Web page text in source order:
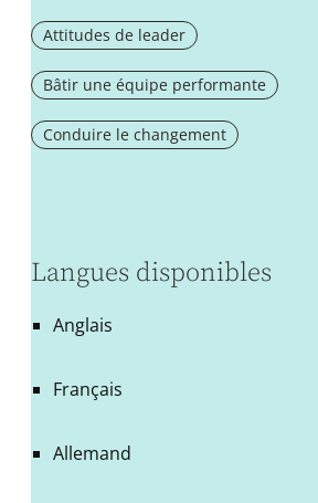
Attitudes de leader
Bâtir une équipe performante
Conduire le changement
Langues disponibles
Anglais
Français
Allemand